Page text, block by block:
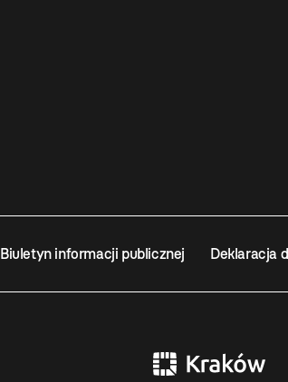
Biuletyn informacji publicznej Deklaracja